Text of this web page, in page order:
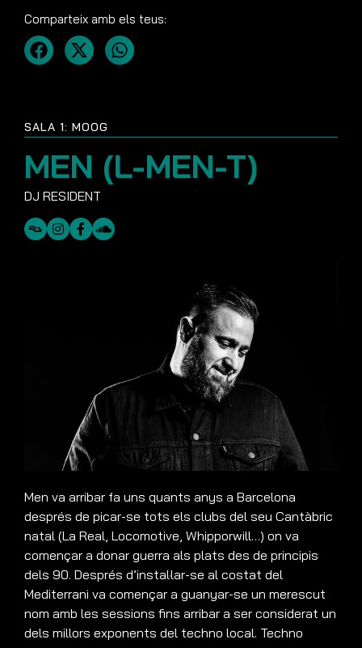
SALA 1: MOOG
MEN (L-MEN-T)
Men va arribar fa uns quants anys a Barcelona
després de picar-se tots els clubs del seu Cantàbric
natal (La Real, Locomotive, Whipporwill…) on va
començar a donar guerra als plats des de principis
dels 90. Després d’instal·lar-se al costat del
Mediterrani va començar a guanyar-se un merescut
nom amb les sessions fins arribar a ser considerat un
dels millors exponents del techno local. Techno
Comparteix amb els teus: